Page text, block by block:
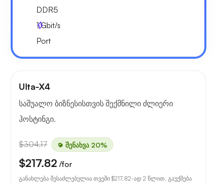
DDR5
1Gbit/s
Port
Ulta-X4
საშუალო ბიზნესისთვის შექმნილი ძლიერი
ჰოსტინგი.
$304.17 შენახვა 20%
$217.82 /for
განახლება შესაძლებელია თვეში $217.82-ად 2 წლით. გაუქმება